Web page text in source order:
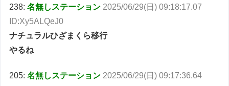
238:名無しステーション 2025/06/29(日) 09:18:17.07
ID:Xy5ALQeJ0
ナチュラルひざまくら移行
やるね
205:名無しステーション 2025/06/29(日) 09:17:36.64